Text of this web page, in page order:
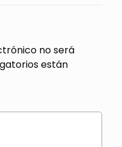
no será
están